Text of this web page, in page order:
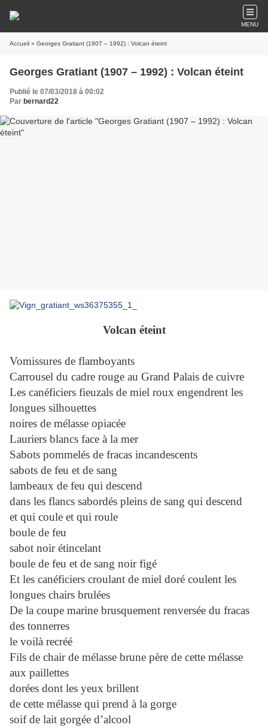
MENU
Accueil » Georges Gratiant (1907 – 1992) : Volcan éteint
Georges Gratiant (1907 – 1992) : Volcan éteint
Publié le 07/03/2018 à 00:02
Par bernard22
Volcan éteint
Vomissures de flamboyants
Carrousel du cadre rouge au Grand Palais de cuivre
Les canéficiers fieuzals de miel roux engendrent les
longues silhouettes
noires de mélasse opiacée
Lauriers blancs face à la mer
Sabots pommelés de fracas incandescents
sabots de feu et de sang
lambeaux de feu qui descend
dans les flancs sabordés pleins de sang qui descend
et qui coule et qui roule
boule de feu
sabot noir étincelant
boule de feu et de sang noir figé
Et les canéficiers croulant de miel doré coulent les
longues chairs brulées
De la coupe marine brusquement renversée du fracas
des tonnerres
le voilà recréé
Fils de chair de mélasse brune père de cette mélasse
aux paillettes
dorées dont les yeux brillent
de cette mélasse qui prend à la gorge
soif de lait gorgée d’alcool